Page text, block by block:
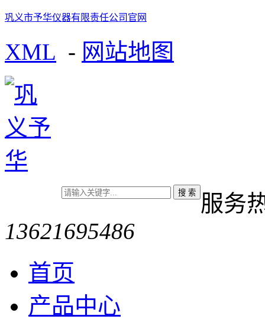
巩义市予华仪器有限责任公司官网
XML - 网站地图
服务
13621695486
首页
产品中心